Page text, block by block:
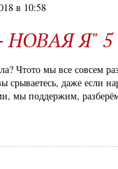
в 10:58
Я" 5
Чтото мы все совсем
срываетесь, даже если
мы поддержим,